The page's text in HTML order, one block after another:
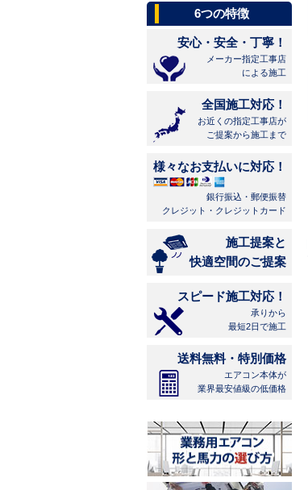
6つの特徴
安心・安全・丁寧！
メーカー指定工事店
による施工
全国施工対応！
お近くの指定工事店が
ご提案から施工まで
様々なお支払いに対応！
銀行振込・郵便振替
クレジット・クレジットカード
施工提案と
快適空間のご提案
スピード施工対応！
承りから
最短2日で施工
送料無料・特別価格
エアコン本体が
業界最安値級の低価格